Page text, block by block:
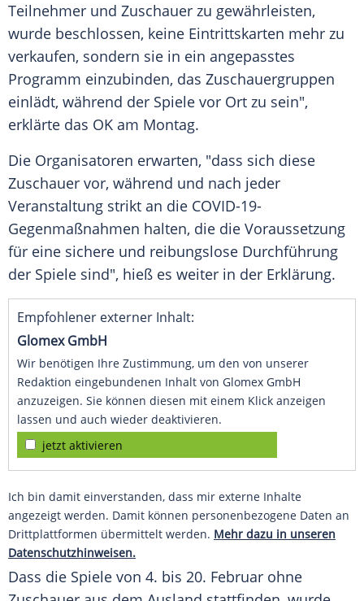
Teilnehmer und Zuschauer zu gewährleisten,
wurde beschlossen, keine Eintrittskarten mehr zu
verkaufen, sondern sie in ein angepasstes
Programm einzubinden, das Zuschauergruppen
einlädt, während der Spiele vor Ort zu sein",
erklärte das OK am Montag.
Die Organisatoren erwarten, "dass sich diese
Zuschauer vor, während und nach jeder
Veranstaltung strikt an die COVID-19-
Gegenmaßnahmen halten, die die Voraussetzung
für eine sichere und reibungslose Durchführung
der Spiele sind", hieß es weiter in der Erklärung.
Empfohlener externer Inhalt:
Glomex GmbH
Wir benötigen Ihre Zustimmung, um den von unserer
Redaktion eingebundenen Inhalt von Glomex GmbH
anzuzeigen. Sie können diesen mit einem Klick anzeigen
lassen und auch wieder deaktivieren.
jetzt aktivieren
Ich bin damit einverstanden, dass mir externe Inhalte
angezeigt werden. Damit können personenbezogene Daten an
Drittplattformen übermittelt werden. Mehr dazu in unseren
Datenschutzhinweisen.
Dass die Spiele von 4. bis 20. Februar ohne